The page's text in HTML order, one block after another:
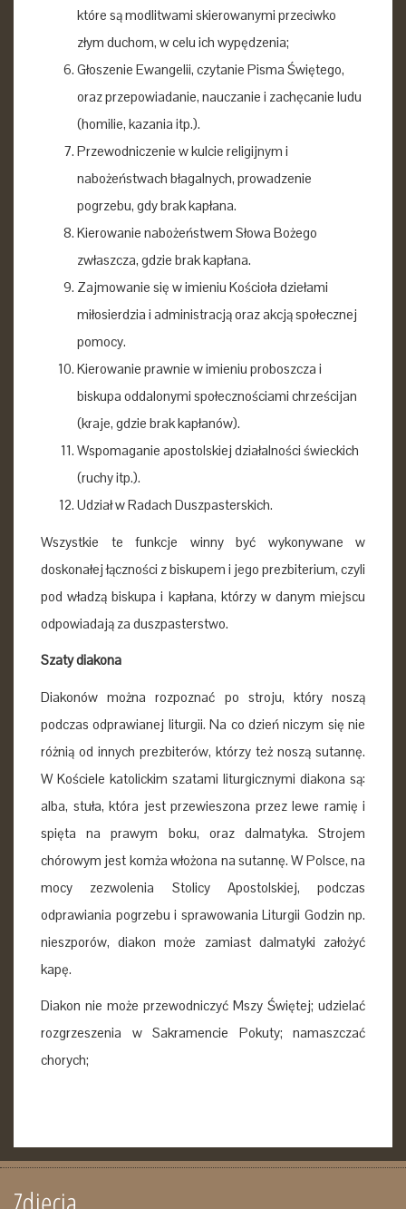
które są modlitwami skierowanymi przeciwko
złym duchom, w celu ich wypędzenia;
Głoszenie Ewangelii, czytanie Pisma Świętego,
oraz przepowiadanie, nauczanie i zachęcanie ludu
(homilie, kazania itp.).
Przewodniczenie w kulcie religijnym i
nabożeństwach błagalnych, prowadzenie
pogrzebu, gdy brak kapłana.
Kierowanie nabożeństwem Słowa Bożego
zwłaszcza, gdzie brak kapłana.
Zajmowanie się w imieniu Kościoła dziełami
miłosierdzia i administracją oraz akcją społecznej
pomocy.
Kierowanie prawnie w imieniu proboszcza i
biskupa oddalonymi społecznościami chrześcijan
(kraje, gdzie brak kapłanów).
Wspomaganie apostolskiej działalności świeckich
(ruchy itp.).
Udział w Radach Duszpasterskich.
Wszystkie te funkcje winny być wykonywane w
doskonałej łączności z biskupem i jego prezbiterium, czyli
pod władzą biskupa i kapłana, którzy w danym miejscu
odpowiadają za duszpasterstwo.
Szaty diakona
Diakonów można rozpoznać po stroju, który noszą
podczas odprawianej liturgii. Na co dzień niczym się nie
różnią od innych prezbiterów, którzy też noszą sutannę.
W Kościele katolickim szatami liturgicznymi diakona są:
alba, stuła, która jest przewieszona przez lewe ramię i
spięta na prawym boku, oraz dalmatyka. Strojem
chórowym jest komża włożona na sutannę. W Polsce, na
mocy zezwolenia Stolicy Apostolskiej, podczas
odprawiania pogrzebu i sprawowania Liturgii Godzin np.
nieszporów, diakon może zamiast dalmatyki założyć
kapę.
Diakon nie może przewodniczyć Mszy Świętej; udzielać
rozgrzeszenia w Sakramencie Pokuty; namaszczać
chorych;